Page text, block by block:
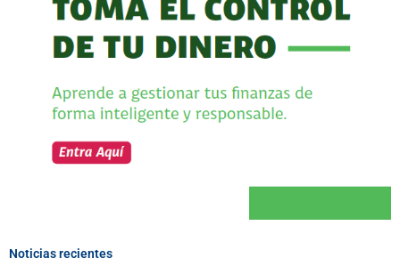
Noticias recientes